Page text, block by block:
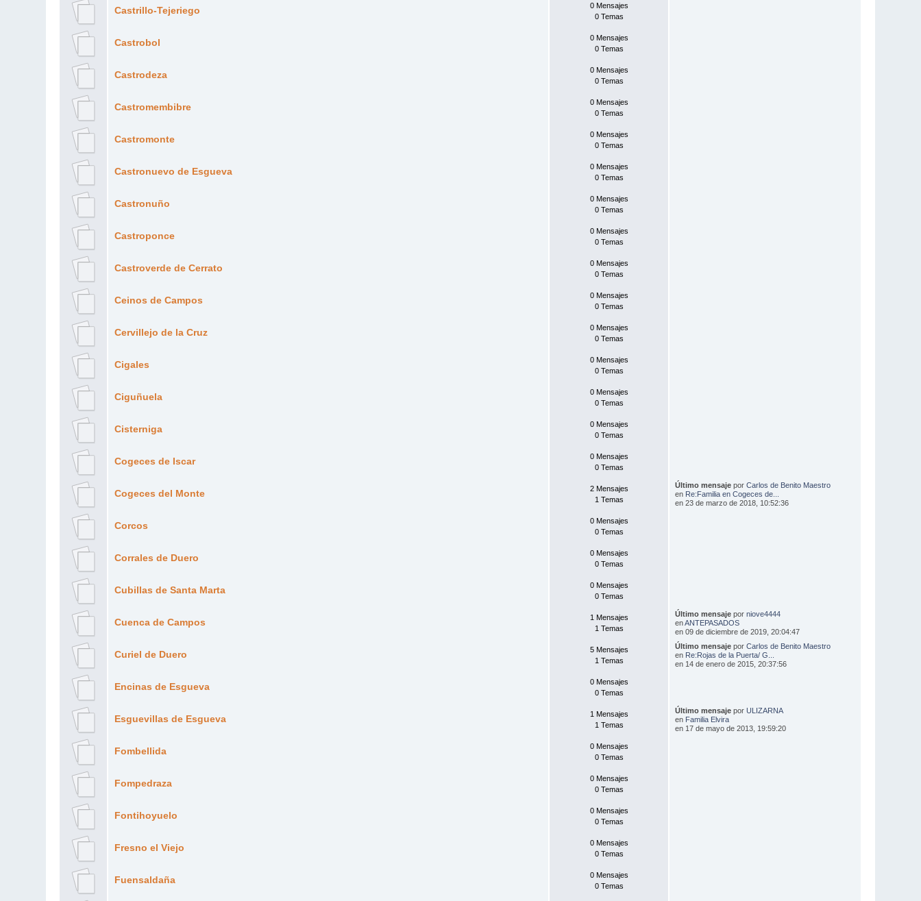
Castrillo-Tejeriego
0 Mensajes
0 Temas
Castrobol
0 Mensajes
0 Temas
Castrodeza
0 Mensajes
0 Temas
Castromembibre
0 Mensajes
0 Temas
Castromonte
0 Mensajes
0 Temas
Castronuevo de Esgueva
0 Mensajes
0 Temas
Castronuño
0 Mensajes
0 Temas
Castroponce
0 Mensajes
0 Temas
Castroverde de Cerrato
0 Mensajes
0 Temas
Ceinos de Campos
0 Mensajes
0 Temas
Cervillejo de la Cruz
0 Mensajes
0 Temas
Cigales
0 Mensajes
0 Temas
Ciguñuela
0 Mensajes
0 Temas
Cisterniga
0 Mensajes
0 Temas
Cogeces de Iscar
0 Mensajes
0 Temas
Cogeces del Monte
2 Mensajes
1 Temas
Último mensajepor Carlos de Benito Maestro
en Re:Familia en Cogeces de...
en 23 de marzo de 2018, 10:52:36
Corcos
0 Mensajes
0 Temas
Corrales de Duero
0 Mensajes
0 Temas
Cubillas de Santa Marta
0 Mensajes
0 Temas
Cuenca de Campos
1 Mensajes
1 Temas
Último mensajepor niove4444
enANTEPASADOS
en 09 de diciembre de 2019, 20:04:47
Curiel de Duero
5 Mensajes
1 Temas
Último mensajepor Carlos de Benito Maestro
en Re:Rojas de la Puerta/ G...
en 14 de enero de 2015, 20:37:56
Encinas de Esgueva
0 Mensajes
0 Temas
Esguevillas de Esgueva
1 Mensajes
1 Temas
Último mensajepor ULIZARNA
en Familia Elvira
en 17 de mayo de 2013, 19:59:20
Fombellida
0 Mensajes
0 Temas
Fompedraza
0 Mensajes
0 Temas
Fontihoyuelo
0 Mensajes
0 Temas
Fresno el Viejo
0 Mensajes
0 Temas
Fuensaldaña
0 Mensajes
0 Temas